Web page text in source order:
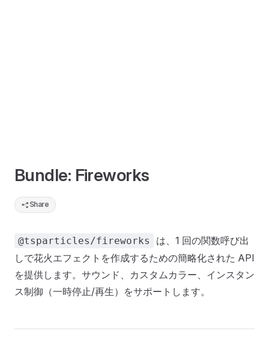
Bundle: Fireworks
Share
@tsparticles/fireworks
は、1 回の関数呼び出
しで花火エフェクトを作成するための簡略化された API
を提供します。サウンド、カスタムカラー、インスタン
ス制御（一時停止/再生）をサポートします。